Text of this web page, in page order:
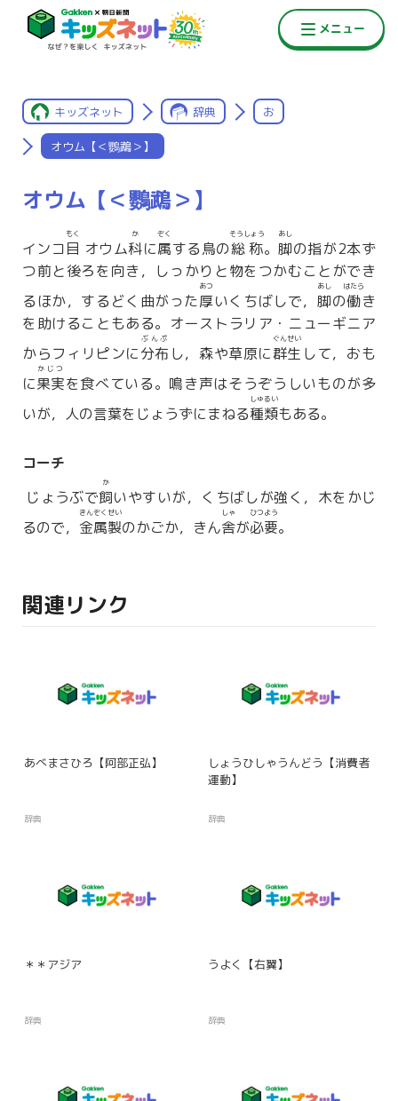
キッズネット 辞典 お
オウム【＜鸚鵡＞】
オウム【＜鸚鵡＞】
インコ目
もく
オウム科
か
に属
ぞく
する鳥の総称
そうしょう
。 脚
あし
の指が2本ず
つ前と後ろを向き，しっかりと物をつかむことができ
るほか，するどく曲がった厚
あつ
いくちばしで， 脚
あし
の働
はたら
き
を助けることもある。オーストラリア・ニューギニア
からフィリピンに分布
ぶんぷ
し，森や草原に群生
ぐんせい
して，おも
に果実
かじつ
を食べている。鳴き声はそうぞうしいものが多
いが，人の言葉をじょうずにまねる種類
しゅるい
もある。
コーチ
じょうぶで飼
か
いやすいが，くちばしが強く，木をかじ
るので， 金属製
きんぞくせい
のかごか，きん舎
しゃ
が必要
ひつよう
。
関連リンク
あべまさひろ【阿部正弘】
辞典
しょうひしゃうんどう【消費者
運動】
辞典
＊＊アジア
辞典
うよく【右翼】
辞典